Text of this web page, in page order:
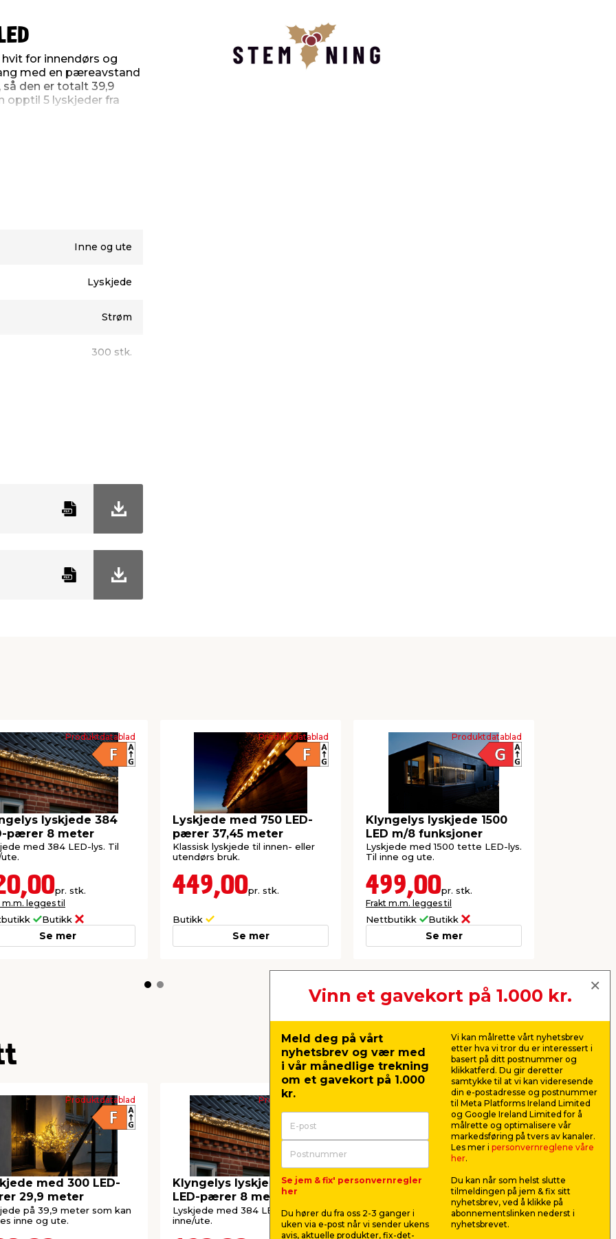
for innendørs og
med en pæreavstand
så den er totalt 39,9
opptil 5 lyskjeder fra
Inne og ute
Lyskjede
Strøm
300 stk.
Produktdatablad
lyskjede 384
pærer 8 meter
med 384 LED-lys. Til
pr. stk.
m.m. legges til
Butikk
Se mer
Produktdatablad
Lyskjede med 750 LED-
pærer 37,45 meter
Klassisk lyskjede til innen- eller
utendørs bruk.
449,00pr. stk.
Butikk
Se mer
Produktdatablad
Klyngelys lyskjede 1500
LED m/8 funksjoner
Lyskjede med 1500 tette LED-lys.
Til inne og ute.
499,00pr. stk.
Frakt m.m. legges til
Nettbutikk Butikk
Se mer
Neste
Produktdatablad
med 300 LED-
29,9 meter
på 39,9 meter som kan
inne og ute.
Produktdatablad
Klyngelys lyskjede 384
LED-pærer 8 meter
Lyskjede med 384 LED-lys. Til
inne/ute.
Produktdatablad
Lyskjede med 750 LED-
pærer 37,45 meter
Klassisk lyskjede til innen- eller
utendørs bruk.
LED 5
Vinn et gavekort på 1.000 kr.
Meld deg på vårt
nyhetsbrev og vær med
i vår månedlige trekning
om et gavekort på 1.000
kr.
Se jem & fix' personvernregler
her
Du hører du fra oss 2-3 ganger i
uken via e-post når vi sender ukens
avis, aktuelle produkter, fix-det-
Vi kan målrette vårt nyhetsbrev
etter hva vi tror du er interessert i
basert på ditt postnummer og
klikkatferd. Du gir deretter
samtykke til at vi kan videresende
din e-postadresse og postnummer
til Meta Platforms Ireland Limited
og Google Ireland Limited for å
målrette og optimalisere vår
markedsføring på tvers av kanaler.
Les mer i personvernreglene våre
her.
Du kan når som helst slutte
tilmeldingen på jem & fix sitt
nyhetsbrev, ved å klikke på
abonnementslinken nederst i
nyhetsbrevet.